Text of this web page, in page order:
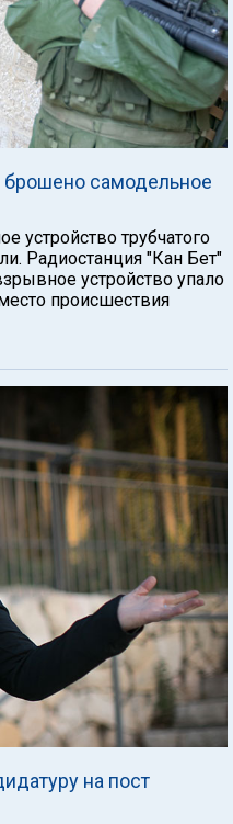
брошено самодельное
устройство трубчатого
Радиостанция "Кан Бет"
устройство упало
происшествия
на пост